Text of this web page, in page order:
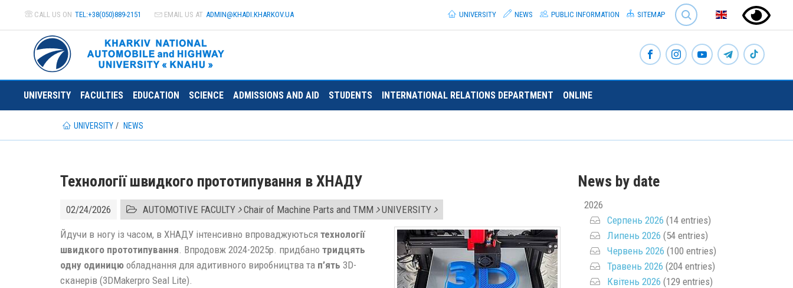
CALL US ON TEL:+38(050)889-2151 EMAIL US AT ADMIN@KHADI.KHARKOV.UA
SEARCH
UNIVERSITY
NEWS PUBLIC INFORMATION SITEMAP
UNIVERSITY FACULTIES EDUCATION SCIENCE ADMISSIONS AND AID STUDENTS INTERNATIONAL RELATIONS DEPARTMENT ONLINE
UNIVERSITY NEWS
Технології швидкого прототипування в ХНАДУ
02/24/2026 AUTOMOTIVE FACULTY Chair of Machine Parts and TMM UNIVERSITY
Йдучи в ногу із часом, в ХНАДУ інтенсивно впроваджуються технології
швидкого прототипування. Впродовж 2024-2025р. придбано тридцять
одну одиницю обладнання для адитивного виробництва та п’ять 3D-
сканерів (3DMakerpro Seal Lite).
News by date
2026
Серпень 2026 (14 entries)
Липень 2026 (54 entries)
Червень 2026 (100 entries)
Травень 2026 (204 entries)
Квітень 2026 (129 entries)